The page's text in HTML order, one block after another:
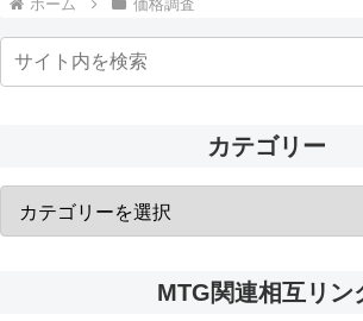
ホーム 価格調査
カテゴリー
MTG関連相互リン